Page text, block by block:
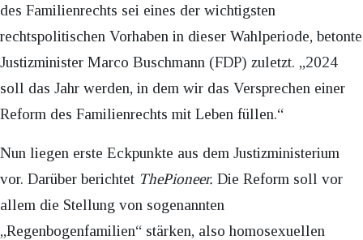
des Familienrechts sei eines der wichtigsten
rechtspolitischen Vorhaben in dieser Wahlperiode, betonte
Justizminister Marco Buschmann (FDP) zuletzt. „2024
soll das Jahr werden, in dem wir das Versprechen einer
Reform des Familienrechts mit Leben füllen.“
Nun liegen erste Eckpunkte aus dem Justizministerium
vor. Darüber berichtet ThePioneer. Die Reform soll vor
allem die Stellung von sogenannten
„Regenbogenfamilien“ stärken, also homosexuellen